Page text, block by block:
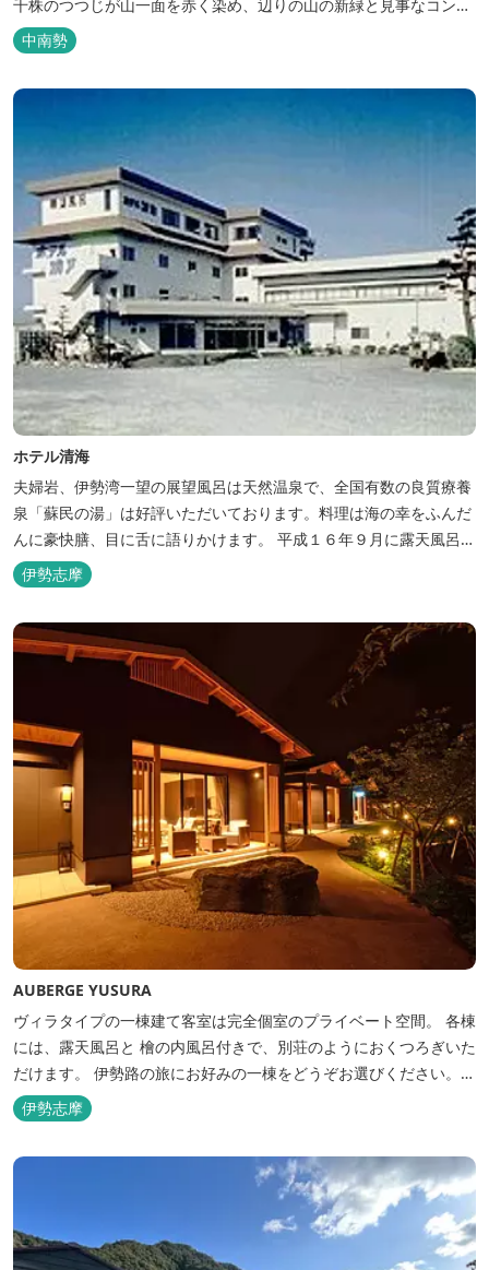
千株のつつじが山一面を赤く染め、辺りの山の新緑と見事なコント
ラストを織り成します。 松阪の観光情報は、松阪観光インフォメー
ションサイト ワクワク松阪 ...
中南勢
ホテル清海
夫婦岩、伊勢湾一望の展望風呂は天然温泉で、全国有数の良質療養
泉「蘇民の湯」は好評いただいております。料理は海の幸をふんだ
んに豪快膳、目に舌に語りかけます。 平成１６年９月に露天風呂が
オープンしました。
伊勢志摩
AUBERGE YUSURA
ヴィラタイプの一棟建て客室は完全個室のプライベート空間。 各棟
には、露天風呂と 檜の内風呂付きで、別荘のようにおくつろぎいた
だけます。 伊勢路の旅にお好みの一棟をどうぞお選びください。
「AUBERGE YUSURA」が大切にしていること それは、小さな宿な
らではの「ひと手間」のおもてなし。 「居・食・充」を満たし、皆
様の伊勢路の旅に寄り添う宿となれるよう、心を月してお待ちし
伊勢志摩